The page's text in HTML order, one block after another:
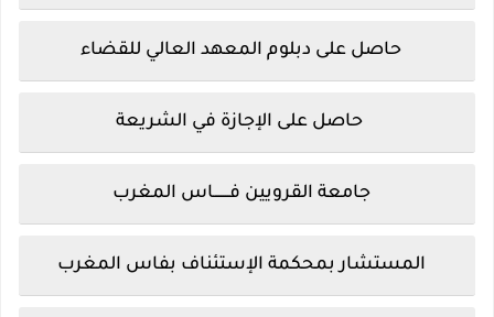
حاصل على دبلوم المعهد العالي للقضاء
حاصل على الإجازة في الشريعة
جامعة القرويين فـــــــاس المغرب
المستشار بمحكمة الإستئناف بفاس المغرب